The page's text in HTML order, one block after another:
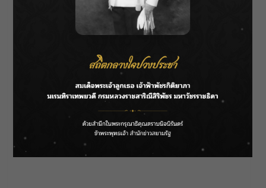
www.jimthompson.com
About Author
Parnicha Sasookjit
See author's posts